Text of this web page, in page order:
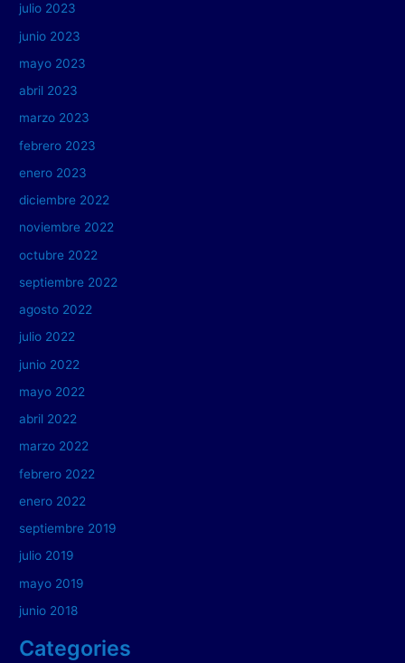
julio 2023
junio 2023
mayo 2023
abril 2023
marzo 2023
febrero 2023
enero 2023
diciembre 2022
noviembre 2022
octubre 2022
septiembre 2022
agosto 2022
julio 2022
junio 2022
mayo 2022
abril 2022
marzo 2022
febrero 2022
enero 2022
septiembre 2019
julio 2019
mayo 2019
junio 2018
Categories